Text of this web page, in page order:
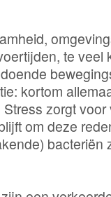
te veel
kortom
zorgt
om deze
bacteriën